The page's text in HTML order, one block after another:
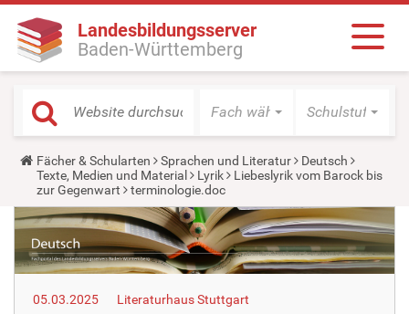
Landesbildungsserver
Baden-Württemberg
Fach wählen Schulstufe
Y
o
u
a
r
e
h
e
r
:
Fächer & Schularten Sprachen und Literatur
Deutsch
Texte, Medien und Material
Lyrik
Liebeslyrik vom Barock bis
zur Gegenwart
terminologie.doc
05.03.2025
Literaturhaus Stuttgart